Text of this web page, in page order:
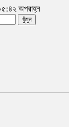
অপরাহ্ন
খুঁজুন